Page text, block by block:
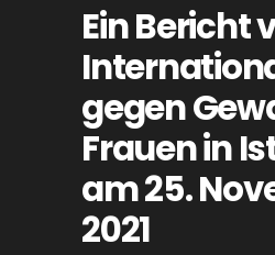
Ein Bericht
gegen
Frauen in
am 25.
2021